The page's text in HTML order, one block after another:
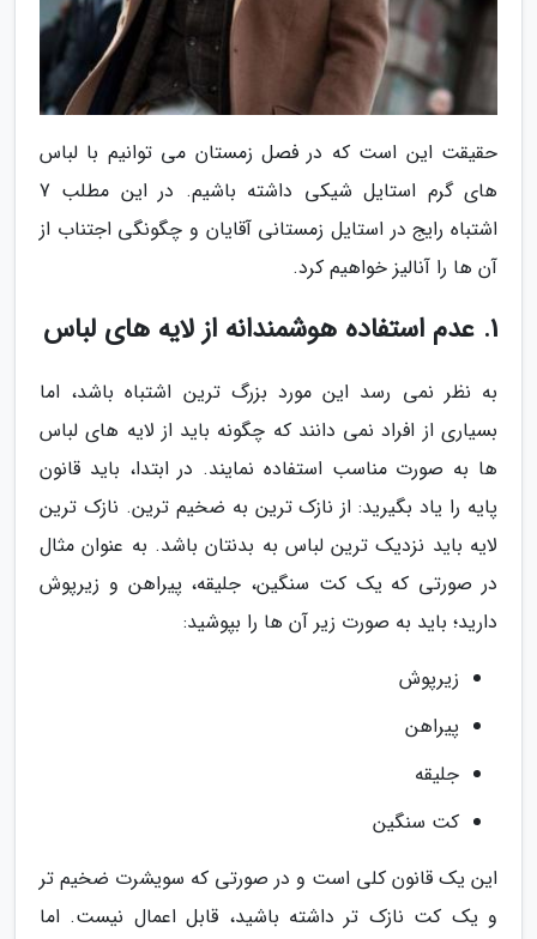
حقیقت این است که در فصل زمستان می توانیم با لباس
های گرم استایل شیکی داشته باشیم. در این مطلب 7
اشتباه رایج در استایل زمستانی آقایان و چگونگی اجتناب از
آن ها را آنالیز خواهیم کرد.
1. عدم استفاده هوشمندانه از لایه های لباس
به نظر نمی رسد این مورد بزرگ ترین اشتباه باشد، اما
بسیاری از افراد نمی دانند که چگونه باید از لایه های لباس
ها به صورت مناسب استفاده نمایند. در ابتدا، باید قانون
پایه را یاد بگیرید: از نازک ترین به ضخیم ترین. نازک ترین
لایه باید نزدیک ترین لباس به بدنتان باشد. به عنوان مثال
در صورتی که یک کت سنگین، جلیقه، پیراهن و زیرپوش
دارید؛ باید به صورت زیر آن ها را بپوشید:
زیرپوش
پیراهن
جلیقه
کت سنگین
این یک قانون کلی است و در صورتی که سویشرت ضخیم تر
و یک کت نازک تر داشته باشید، قابل اعمال نیست. اما